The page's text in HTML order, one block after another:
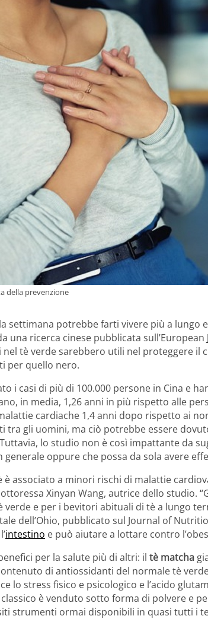
della prevenzione
settimana potrebbe farti vivere più a lungo
una ricerca cinese pubblicata sull’European
tè verde sarebbero utili nel proteggere il
per quello nero.
i casi di più di 100.000 persone in Cina e
in media, 1,26 anni in più rispetto alle
cardiache 1,4 anni dopo rispetto ai
tra gli uomini, ma ciò potrebbe essere
lo studio non è così impattante da
generale oppure che possa da sola avere
è associato a minori rischi di malattie
Xinyan Wang, autrice dello studio.
verde e per i bevitori abituali di tè a lungo
dell’Ohio, pubblicato sul Journal of
intestino e può aiutare a lottare contro
per la salute più di altri: il tè matcha
di antiossidanti del normale tè
lo stress fisico e psicologico e l’acido
è venduto sotto forma di polvere e
strumenti ormai disponibili in quasi tutti i